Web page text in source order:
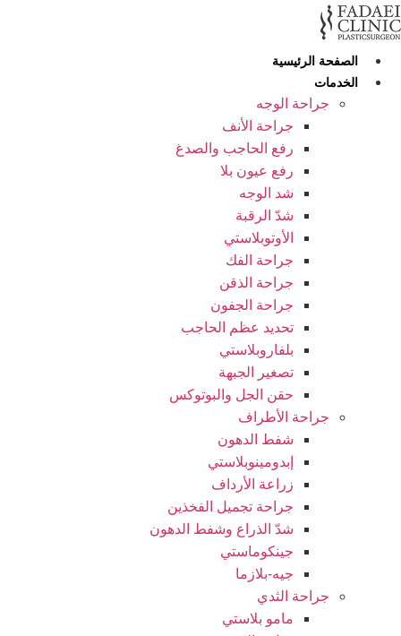
الصفحة الرئيسية
الخدمات
جراحة الوجه
جراحة الأنف
رفع الحاجب والصدغ
رفع عيون بلا
شد الوجه
شدّ الرقبة
الأوتوبلاستي
جراحة الفك
جراحة الذقن
جراحة الجفون
تحديد عظم الحاجب
بلفاروبلاستي
تصغير الجبهة
حقن الجل والبوتوكس
جراحة الأطراف
شفط الدهون
إبدومينوبلاستي
زراعة الأرداف
جراحة تجميل الفخذين
شدّ الذراع وشفط الدهون
جينكوماستي
جيه-بلازما
جراحة الثدي
مامو بلاستي